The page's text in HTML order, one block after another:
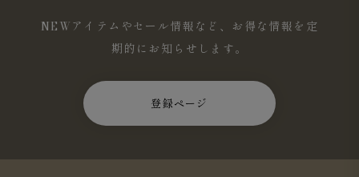
NEWアイテムやセール情報など、お得な情報を定
期的にお知らせします。
登録ページ